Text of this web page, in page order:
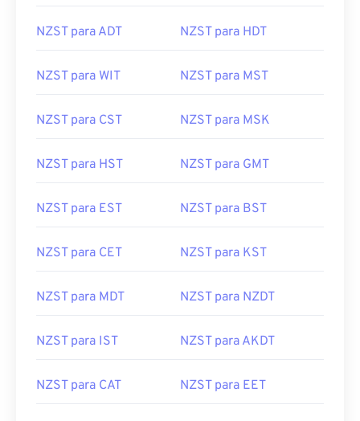
NZST para ADT NZST para HDT
NZST para WIT NZST para MST
NZST para CST NZST para MSK
NZST para HST NZST para GMT
NZST para EST NZST para BST
NZST para CET NZST para KST
NZST para MDT NZST para NZDT
NZST para IST NZST para AKDT
NZST para CAT NZST para EET